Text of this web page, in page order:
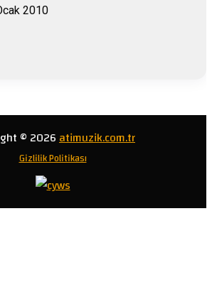
2010
© 2026atimuzik.com.tr
Gizlilik Politikası